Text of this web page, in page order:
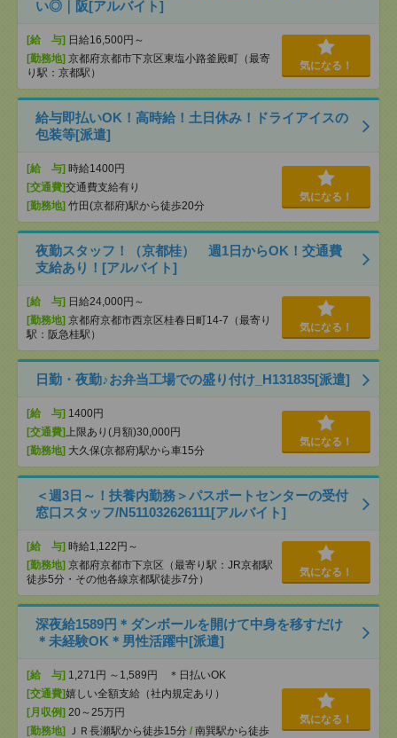
い◎｜阪[アルバイト]
[給 与] 日給16,500円～
[勤務地] 京都府京都市下京区東塩小路釜殿町（最寄
り駅：京都駅）
気になる！
給与即払いOK！高時給！土日休み！ドライアイスの
包装等[派遣]
[給 与] 時給1400円
[交通費]交通費支給有り
[勤務地] 竹田(京都府)駅から徒歩20分
気になる！
夜勤スタッフ！（京都桂） 週1日からOK！交通費
支給あり！[アルバイト]
[給 与] 日給24,000円～
[勤務地] 京都府京都市西京区桂春日町14-7（最寄り
駅：阪急桂駅）
気になる！
日勤・夜勤♪お弁当工場での盛り付け_H131835[派遣]
[給 与] 1400円
[交通費] 上限あり(月額)30,000円
[勤務地] 大久保(京都府)駅から車15分
気になる！
＜週3日～！扶養内勤務＞パスポートセンターの受付
窓口スタッフ/N511032626111[アルバイト]
[給 与] 時給1,122円～
[勤務地] 京都府京都市下京区（最寄り駅：JR京都駅
徒歩5分・その他各線京都駅徒歩7分）
気になる！
深夜給1589円＊ダンボールを開けて中身を移すだけ
＊未経験OK＊男性活躍中[派遣]
[給 与] 1,271円 ～1,589円 ＊日払いOK
[交通費]嬉しい全額支給（社内規定あり）
[月収例] 20～25万円
[勤務地]
ＪＲ長瀬駅から徒歩15分 / 南巽駅から徒歩
気になる！